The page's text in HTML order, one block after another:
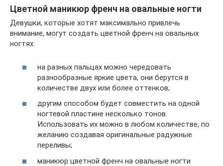
Цветной маникюр френч на овальные ногти
Девушки, которые хотят максимально привлечь
внимание, могут создать цветной френч на овальных
ногтях:
на разных пальцах можно чередовать
разнообразные яркие цвета, они берутся в
количестве двух или более оттенков;
другим способом будет совместить на одной
ногтевой пластине несколько тонов.
Использовать их можно в любом количестве, по
желанию создавая оригинальные радужные
переливы;
маникюр цветной френч на овальные ногти